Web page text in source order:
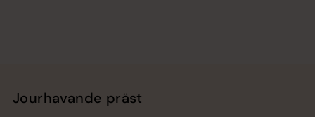
Jourhavande präst